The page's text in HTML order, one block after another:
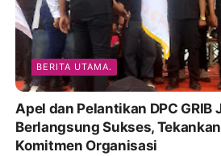
BERITA UTAMA.
Apel dan Pelantikan DPC GRIB
Berlangsung Sukses,
Komitmen Organisasi